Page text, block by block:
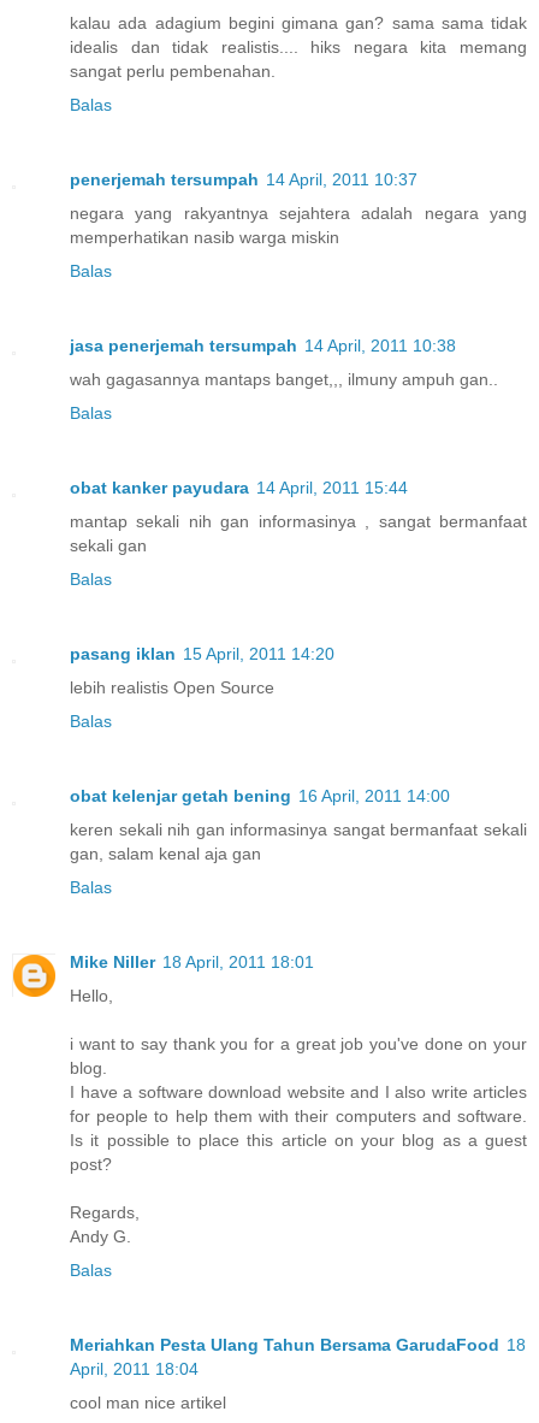
kalau ada adagium begini gimana gan? sama sama tidak
idealis dan tidak realistis.... hiks negara kita memang
sangat perlu pembenahan.
Balas
penerjemah tersumpah 14 April, 2011 10:37
negara yang rakyantnya sejahtera adalah negara yang
memperhatikan nasib warga miskin
Balas
jasa penerjemah tersumpah 14 April, 2011 10:38
wah gagasannya mantaps banget,,, ilmuny ampuh gan..
Balas
obat kanker payudara 14 April, 2011 15:44
mantap sekali nih gan informasinya , sangat bermanfaat
sekali gan
Balas
pasang iklan 15 April, 2011 14:20
lebih realistis Open Source
Balas
obat kelenjar getah bening 16 April, 2011 14:00
keren sekali nih gan informasinya sangat bermanfaat sekali
gan, salam kenal aja gan
Balas
Mike Niller 18 April, 2011 18:01
Hello,
i want to say thank you for a great job you've done on your
blog.
I have a software download website and I also write articles
for people to help them with their computers and software.
Is it possible to place this article on your blog as a guest
post?
Regards,
Andy G.
Balas
Meriahkan Pesta Ulang Tahun Bersama GarudaFood 18
April, 2011 18:04
cool man nice artikel